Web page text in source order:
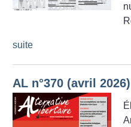
suite
AL n°370 (avril 2026)